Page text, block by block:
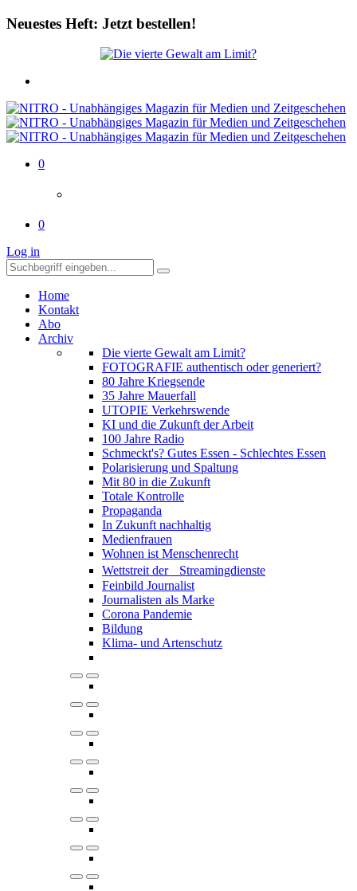
Neuestes Heft: Jetzt bestellen!
0
0
Log in
Home
Kontakt
Abo
Archiv
Die vierte Gewalt am Limit?
FOTOGRAFIE authentisch oder generiert?
80 Jahre Kriegsende
35 Jahre Mauerfall
UTOPIE Verkehrswende
KI und die Zukunft der Arbeit
100 Jahre Radio
Schmeckt's? Gutes Essen - Schlechtes Essen
Polarisierung und Spaltung
Mit 80 in die Zukunft
Totale Kontrolle
Propaganda
In Zukunft nachhaltig
Medienfrauen
Wohnen ist Menschenrecht
Wettstreit der Streamingdienste
Feinbild Journalist
Journalisten als Marke
Corona Pandemie
Bildung
Klima- und Artenschutz